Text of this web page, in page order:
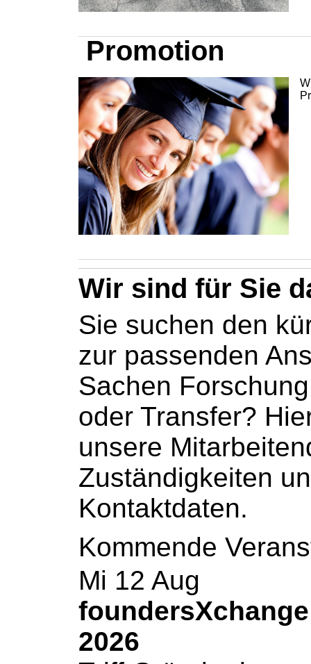
Promotion
Wir sind für Sie
Sie suchen den
zur passenden
Sachen
oder Transfer?
unsere
Zuständigkeiten
Kontaktdaten.
Kommende
Mi 12 Aug
2026